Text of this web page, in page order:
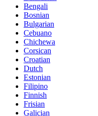
Bengali
Bosnian
Bulgarian
Cebuano
Chichewa
Corsican
Croatian
Dutch
Estonian
Filipino
Finnish
Frisian
Galician